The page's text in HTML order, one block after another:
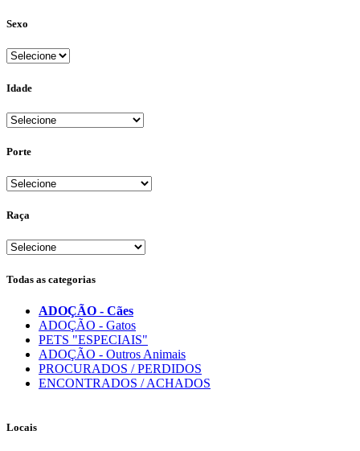
Sexo
Idade
Porte
Raça
Todas as categorias
ADOÇÃO - Cães
ADOÇÃO - Gatos
PETS "ESPECIAIS"
ADOÇÃO - Outros Animais
PROCURADOS / PERDIDOS
ENCONTRADOS / ACHADOS
Locais